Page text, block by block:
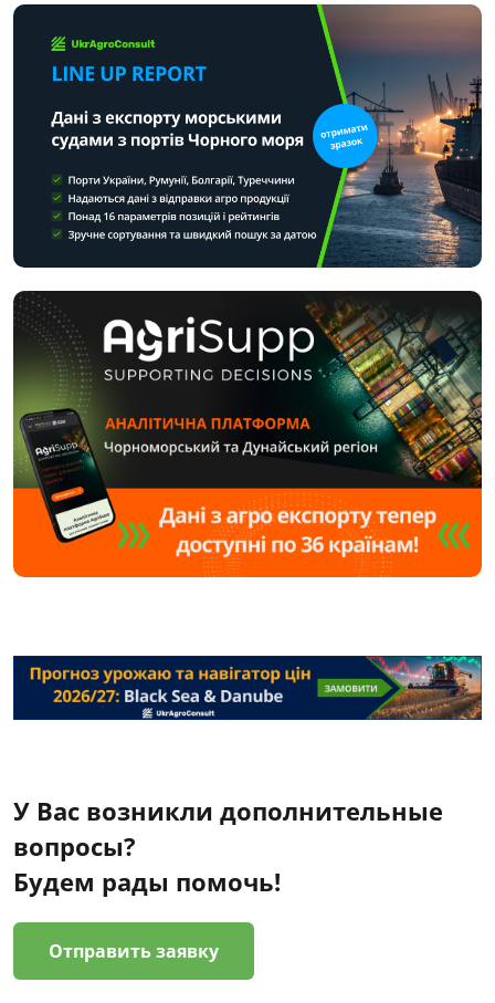
У Вас возникли дополнительные
вопросы?
Будем рады помочь!
Отправить заявку